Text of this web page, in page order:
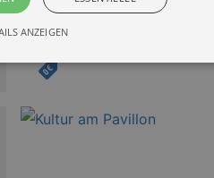
ANZEIGEN
gebraucht. Zum Beispiel für das Login